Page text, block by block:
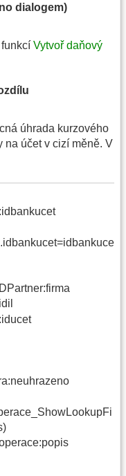
dialogem)
Vytvoř daňový
úhrada kurzového
na účet v cizí měně. V